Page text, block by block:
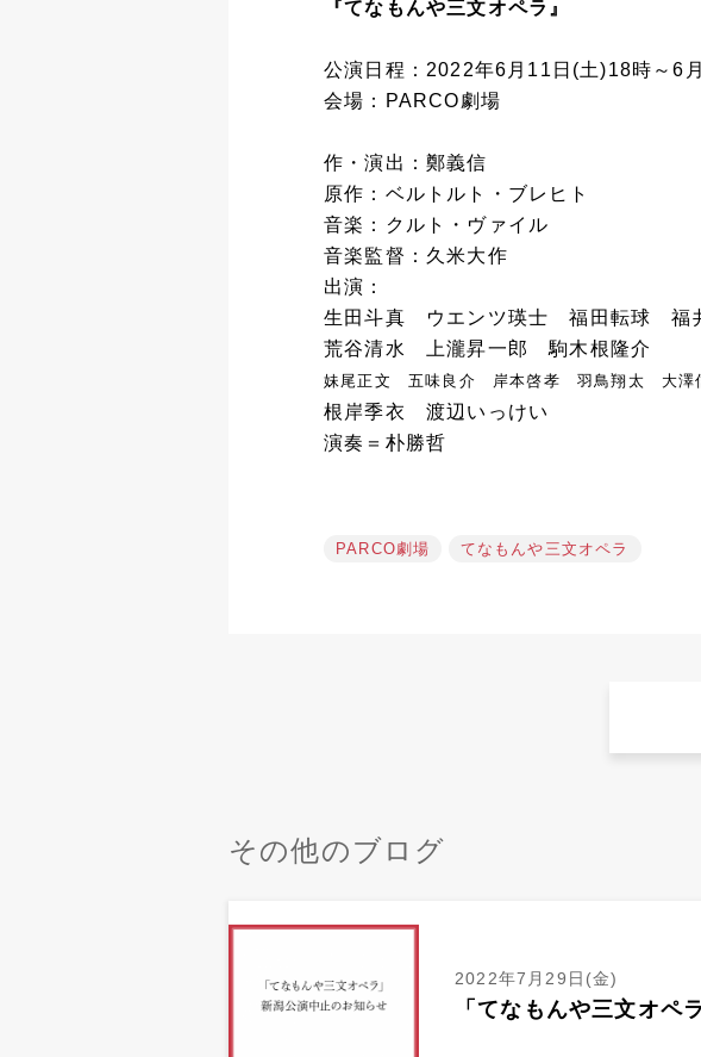
『てなもんや三文オペラ』
公演日程：2022年6月11日(土)18時～6
会場：PARCO劇場
作・演出：鄭義信
原作：ベルトルト・ブレヒト
音楽：クルト・ヴァイル
音楽監督：久米大作
出演：
生田斗真 ウエンツ瑛士 福田転球 福
荒谷清水 上瀧昇一郎 駒木根隆介
妹尾正文 五味良介 岸本啓孝 羽鳥翔太 大
根岸季衣 渡辺いっけい
演奏＝朴勝哲
PARCO劇場 てなもんや三文オペラ
その他のブログ
2022年7月29日(金)
「てなもんや三文オペ